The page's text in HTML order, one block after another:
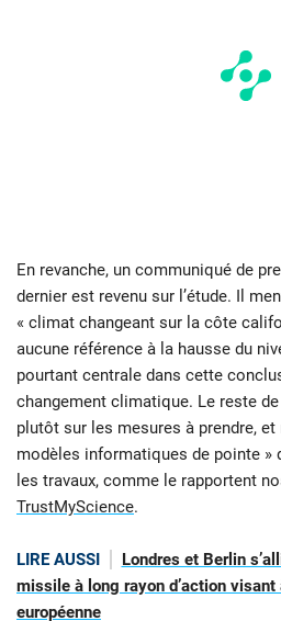
En revanche, un communiqué de
dernier est revenu sur l’étude. Il
« climat changeant sur la côte
aucune référence à la hausse du
pourtant centrale dans cette
changement climatique. Le reste
plutôt sur les mesures à prendre,
modèles informatiques de pointe »
les travaux, comme le rapportent
TrustMyScience.
LIRE AUSSI
Londres et Berlin
missile à long rayon d’action
européenne